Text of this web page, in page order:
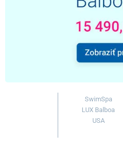
SwimSpa
LUX Balboa
USA